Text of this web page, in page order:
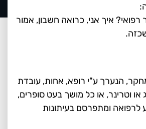
איך אני, כרואה חשבון, אמור
הנערך ע"י רופא, אחות, עובדת
או וטרינר, או כל מושך בעט סופרים,
לרפואה ומתפרסם בעיתונות